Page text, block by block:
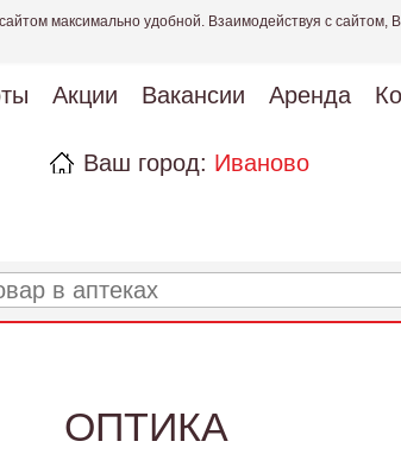
максимально удобной. Взаимодействуя с
Акции Вакансии Аренда
Ваш город: Иваново
ОПТИКА